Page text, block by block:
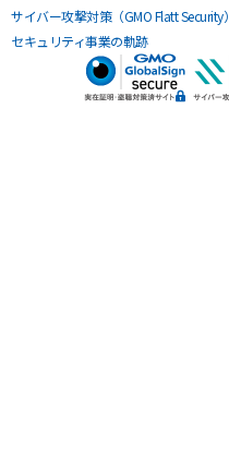
サイバー攻撃対策（GMO Flatt Security）
セキュリティ事業の軌跡